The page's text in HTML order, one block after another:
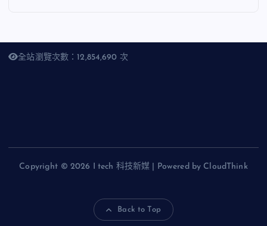
全站瀏覽次數：12,854,690 次
Copyright © 2026 I tech 科技新媒 | Powered by CloudThink
Back to Top